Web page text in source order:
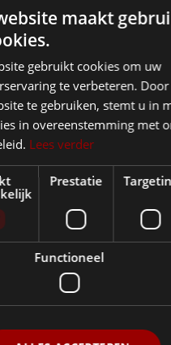
op sociale media! Een
van gebruikers van
We helpen elkaar
maakt
gebruikt cookies om uw
te verbeteren. Door
te gebruiken, stemt u in
in overeenstemming met
Lees verder
Prestatie
Functioneel